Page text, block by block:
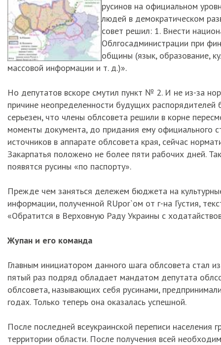
русинов на официальном
людей в демократическом
совет решил: 1. Внести
Облгосадминистрации при
общины (язык, образование,
массовой информации и т. д.)».
Но депутатов вскоре смутил пункт № 2. И не из-за
причине неопределенности будущих
серьезен, что члены облсовета решили в корне
моменты документа, до придания ему официального
источников в аппарате облсовета края, сейчас
Закарпатья положено не более пяти рабочих дней.
появятся русины «по паспорту».
Прежде чем заняться дележем бюджета на
информации, полученной RUpor`ом от г-на Густия,
«Обратится в Верховную Раду Украины с
Жупан и его команда
Главным инициатором данного шага облсовета стал
пятый раз подряд обладает мандатом депутата
облсовета, называющих себя русинами,
годах. Только теперь она оказалась успешной.
После последней всеукраинской переписи населения
территории области. После получения всей